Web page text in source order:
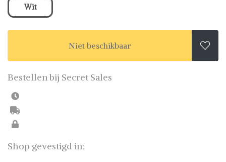
Wit
Niet beschikbaar 
Bestellen bij Secret Sales
Shop gevestigd in: